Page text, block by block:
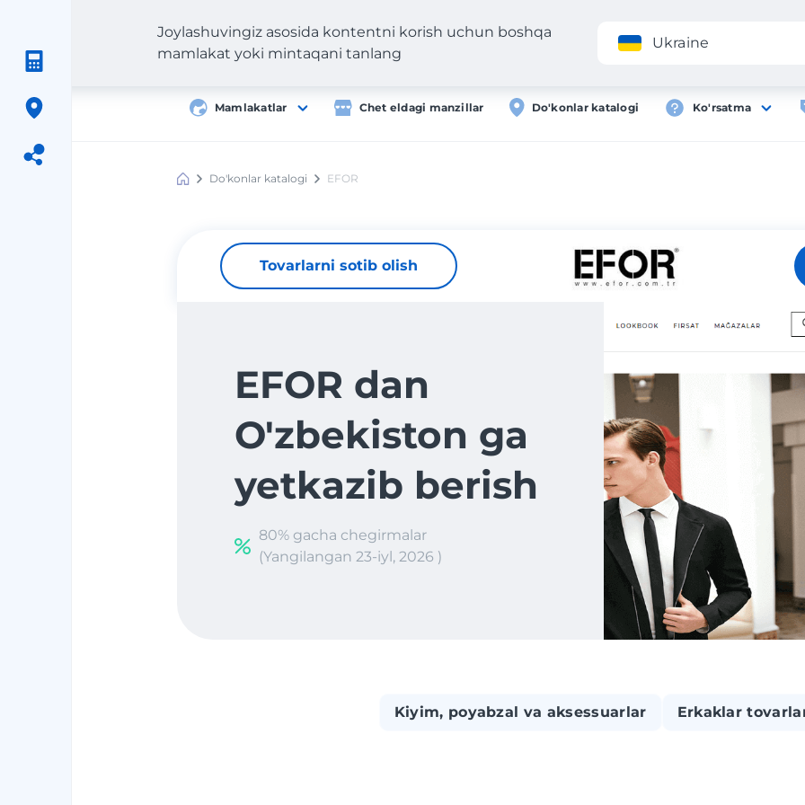
Ilova
Mamlakatlar Chet eldagi manzillar Do'konlar katalogi Ko'rsatma
Joylashuvingiz asosida kontentni korish uchun boshqa
mamlakat yoki mintaqani tanlang
Ukraine
Meest
Do'konlar katalogi EFOR
Tovarlarni sotib olish
EFOR dan
O'zbekiston ga
yetkazib berish
80% gacha chegirmalar
(Yangilangan 23-iyl, 2026 )
Kiyim, poyabzal va aksessuarlar Erkaklar